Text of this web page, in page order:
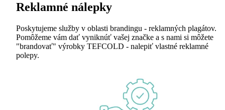
Reklamné nálepky
Poskytujeme služby v oblasti brandingu - reklamných plagátov.
Pomôžeme vám dať vyniknúť vašej značke a s nami si môžete
"brandovať" výrobky TEFCOLD - nalepiť vlastné reklamné
polepy.